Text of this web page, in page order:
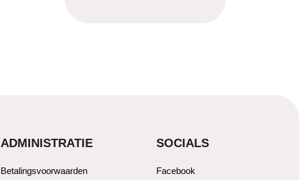
ADMINISTRATIE
Betalingsvoorwaarden
SOCIALS
Facebook